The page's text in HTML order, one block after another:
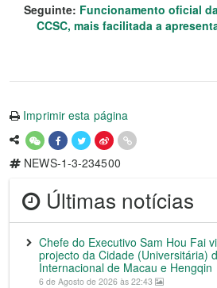
Seguinte: Funcionamento oficial
CCSC, mais facilitada a
Imprimir esta página
NEWS-1-3-234500
Últimas notícias
Chefe do Executivo Sam Hou Fai
projecto da Cidade (Universitária)
Internacional de Macau e Hengqin
6 de Agosto de 2026 às 22:43